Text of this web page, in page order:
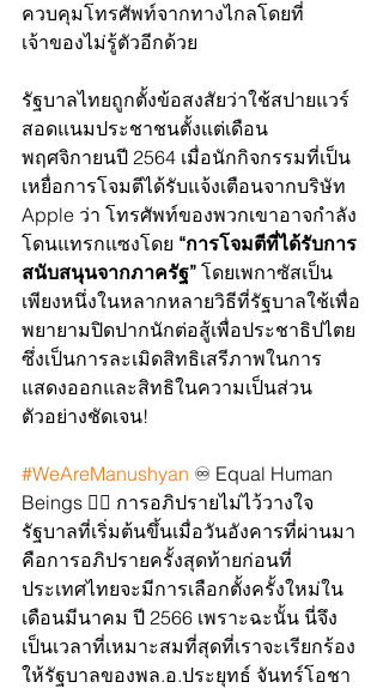
ควบคุมโทรศัพท์จากทางไกลโดยที่
เจ้าของไม่รู้ตัวอีกด้วย
รัฐบาลไทยถูกตั้งข้อสงสัยว่าใช้สปายแวร์
สอดแนมประชาชนตั้งแต่เดือน
พฤศจิกายนปี 2564 เมื่อนักกิจกรรมที่เป็น
เหยื่อการโจมตีได้รับแจ้งเตือนจากบริษัท
Apple ว่า โทรศัพท์ของพวกเขาอาจกำลัง
โดนแทรกแซงโดย “การโจมตีที่ได้รับการ
สนับสนุนจากภาครัฐ” โดยเพกาซัสเป็น
เพียงหนึ่งในหลากหลายวิธีที่รัฐบาลใช้เพื่อ
พยายามปิดปากนักต่อสู้เพื่อประชาธิปไตย
ซึ่งเป็นการละเมิดสิทธิเสรีภาพในการ
แสดงออกและสิทธิในความเป็นส่วน
ตัวอย่างชัดเจน!
#WeAreManushyan ♾ Equal Human
Beings ✊🏼 การอภิปรายไม่ไว้วางใจ
รัฐบาลที่เริ่มต้นขึ้นเมื่อวันอังคารที่ผ่านมา
คือการอภิปรายครั้งสุดท้ายก่อนที่
ประเทศไทยจะมีการเลือกตั้งครั้งใหม่ใน
เดือนมีนาคม ปี 2566 เพราะฉะนั้น นี่จึง
เป็นเวลาที่เหมาะสมที่สุดที่เราจะเรียกร้อง
ให้รัฐบาลของพล.อ.ประยุทธ์ จันทร์โอชา